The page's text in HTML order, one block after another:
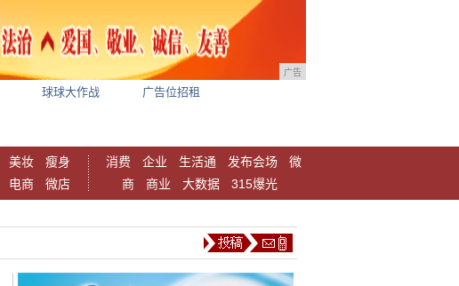
广告
球球大作战 广告位招租
美妆
瘦身
电商 微店
消费 企业 生活通 发布会场
微
商
商业 大数据 315爆光